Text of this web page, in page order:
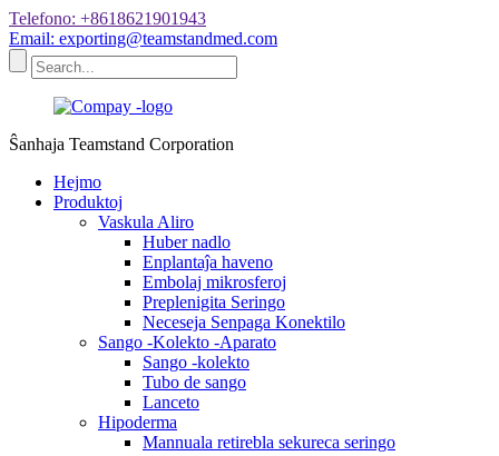
Telefono: +8618621901943
Email: exporting@teamstandmed.com
Ŝanhaja Teamstand Corporation
Hejmo
Produktoj
Vaskula Aliro
Huber nadlo
Enplantaĵa haveno
Embolaj mikrosferoj
Preplenigita Seringo
Neceseja Senpaga Konektilo
Sango -Kolekto -Aparato
Sango -kolekto
Tubo de sango
Lanceto
Hipoderma
Mannuala retirebla sekureca seringo